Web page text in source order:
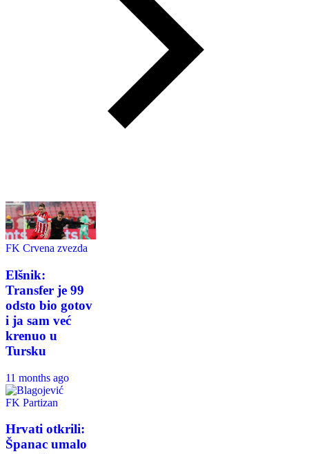
FK Crvena zvezda
Elšnik:
Transfer je 99
odsto bio gotov
i ja sam već
krenuo u
Tursku
11 months ago
FK Partizan
Hrvati otkrili:
Španac umalo